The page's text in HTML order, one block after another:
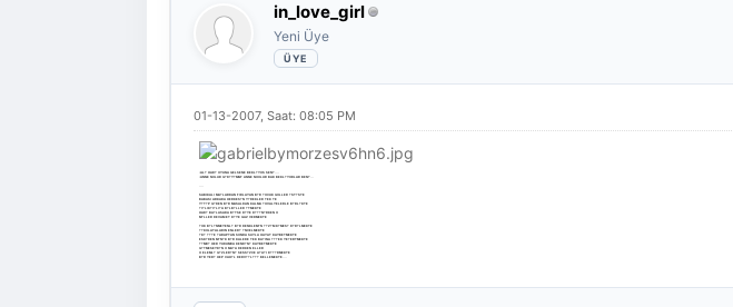
in_love_girl
Yeni Üye
01-13-2007, Saat: 08:05 PM
-AL? HAD? OYUNA GELSENE BEKL?YOS SEN?....
-ANNE NOLUR G?D?Y?MM? ANNE NOOLUR BAK BEKL?YORLAR BEN?...
SABIKALI MA?LARDAN FIRLAYAN B?R ?OCUK GOLLER ?ST?STE
BABASI ARKADA HERKES?N Y?REKLER TEK TE
Y?T?P G?DEN B?R MASALDAN KALMA ?OVALYELERLE B?RL?KTE
?I?LIK?I?LI?A B?LB?LLER ?TMEKTE
HAD? BA?LASADA B?TSE D?YE D???N?RKEN O
M?LLER DEVAM ET D?YE GAZ VERMEKTE
?OK B?L?NMEYENL? B?R DENKLEM?N ??Z?M K?MES? D?R?LMEKTE
??KOLATALARIN ENLER? ?NCELMEKTE
?K? ???E ?ARAPTAN SONRA SUYLA HAYAT KAYBETMEKTE
ESK?DEN M?N?K B?R KALEDE TEK BA?INA ???EK YE?ERTMEKTE
??MD? HER YUDUMDA KEND?N? KAYBETMEKTE
G?TMESEYD?N O MA?A DERKEN ELLER
O ELEML? G?ZLER?N? SESS?ZCE A?A?I D???RMEKTE
B?R YER? HEP CAH?L DERV??L??? BELLEMEKTE....